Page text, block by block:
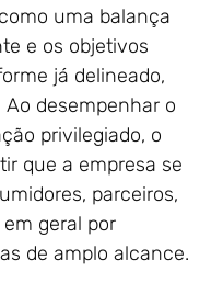
uma balança
e os objetivos
já delineado,
desempenhar o
privilegiado, o
que a empresa se
parceiros,
geral por
de amplo alcance.